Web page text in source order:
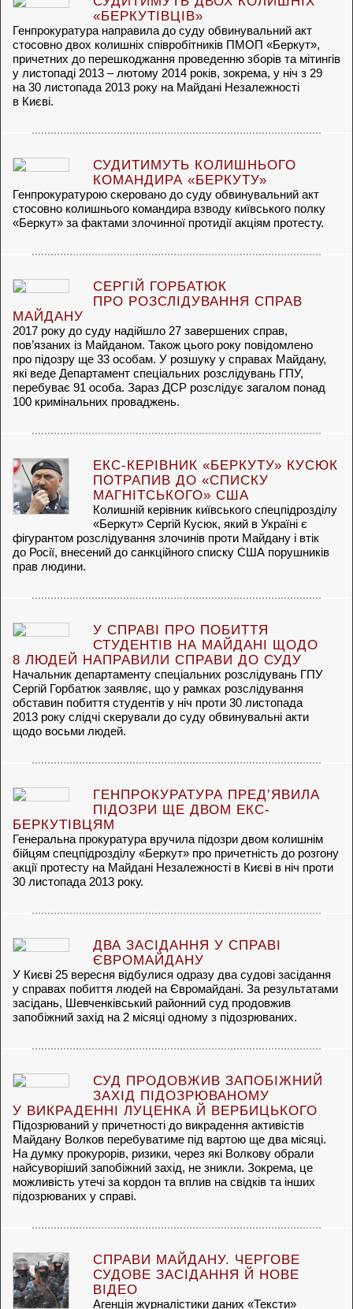
«БЕРКУТІВЦІВ»
Генпрокуратура направила до суду обвинувальний акт
стосовно двох колишніх співробітників ПМОП «Беркут»,
причетних до перешкоджання проведенню зборів та мітингів
у листопаді 2013 – лютому 2014 років, зокрема, у ніч з 29
на 30 листопада 2013 року на Майдані Незалежності
в Києві.
СУДИТИМУТЬ КОЛИШНЬОГО
КОМАНДИРА «БЕРКУТУ»
Генпрокуратурою скеровано до суду обвинувальний акт
стосовно колишнього командира взводу київського полку
«Беркут» за фактами злочинної протидії акціям протесту.
СЕРГІЙ ГОРБАТЮК
ПРО РОЗСЛІДУВАННЯ СПРАВ
МАЙДАНУ
2017 року до суду надійшло 27 завершених справ,
пов’язаних із Майданом. Також цього року повідомлено
про підозру ще 33 особам. У розшуку у справах Майдану,
які веде Департамент спеціальних розслідувань ГПУ,
перебуває 91 особа. Зараз ДСР розслідує загалом понад
100 кримінальних проваджень.
ЕКС-КЕРІВНИК «БЕРКУТУ» КУСЮК
ПОТРАПИВ ДО «СПИСКУ
МАГНІТСЬКОГО» США
Колишній керівник київського спецпідрозділу
«Беркут» Сергій Кусюк, який в Україні є
фігурантом розслідування злочинів проти Майдану і втік
до Росії, внесений до санкційного списку США порушників
прав людини.
У СПРАВІ ПРО ПОБИТТЯ
СТУДЕНТІВ НА МАЙДАНІ ЩОДО
8 ЛЮДЕЙ НАПРАВИЛИ СПРАВИ ДО СУДУ
Начальник департаменту спеціальних розслідувань ГПУ
Сергій Горбатюк заявляє, що у рамках розслідування
обставин побиття студентів у ніч проти 30 листопада
2013 року слідчі скерували до суду обвинувальні акти
щодо восьми людей.
ГЕНПРОКУРАТУРА ПРЕД’ЯВИЛА
ПІДОЗРИ ЩЕ ДВОМ ЕКС-
БЕРКУТІВЦЯМ
Генеральна прокуратура вручила підозри двом колишнім
бійцям спецпідрозділу «Беркут» про причетність до розгону
акції протесту на Майдані Незалежності в Києві в ніч проти
30 листопада 2013 року.
ДВА ЗАСІДАННЯ У СПРАВІ
ЄВРОМАЙДАНУ
У Києві 25 вересня відбулися одразу два судові засідання
у справах побиття людей на Євромайдані. За результатами
засідань, Шевченківський районний суд продовжив
запобіжний захід на 2 місяці одному з підозрюваних.
СУД ПРОДОВЖИВ ЗАПОБІЖНИЙ
ЗАХІД ПІДОЗРЮВАНОМУ
У ВИКРАДЕННІ ЛУЦЕНКА Й ВЕРБИЦЬКОГО
Підозрюваний у причетності до викрадення активістів
Майдану Волков перебуватиме під вартою ще два місяці.
На думку прокурорів, ризики, через які Волкову обрали
найсуворіший запобіжний захід, не зникли. Зокрема, це
можливість утечі за кордон та вплив на свідків та інших
підозрюваних у справі.
СПРАВИ МАЙДАНУ. ЧЕРГОВЕ
СУДОВЕ ЗАСІДАННЯ Й НОВЕ
ВІДЕО
Агенція журналістики даних «Тексти»